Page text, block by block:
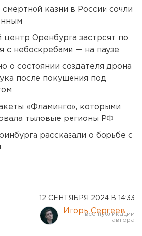
казни в России сочли
центр Оренбурга застроят по
с небоскребами — на паузе
о состоянии создателя дрона
после покушения под
«Фламинго», которыми
тыловые регионы РФ
рассказали о борьбе с
12 СЕНТЯБРЯ 2024 В 14:33
Игорь Сергеев